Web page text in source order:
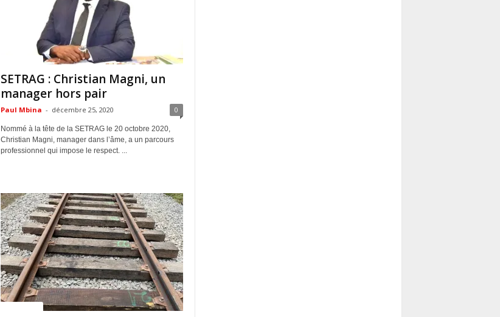
SETRAG : Christian Magni, un
manager hors pair
Paul Mbina - décembre 25, 2020 0
Nommé à la tête de la SETRAG le 20 octobre 2020,
Christian Magni, manager dans l’âme, a un parcours
professionnel qui impose le respect. ...